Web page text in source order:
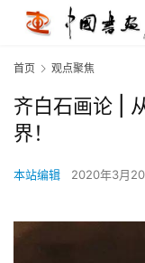
首页 观点聚焦
齐白石画论 |
界！
本站编辑 2020年3月